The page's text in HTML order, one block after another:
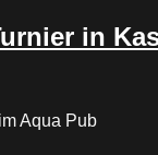
in
Aqua Pub